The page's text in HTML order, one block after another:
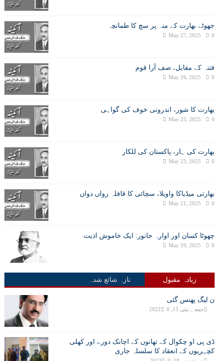
جھوٹے بھارت کے منہ پر سچ کا طمانچہ
May 27, 2025 0
فتنہ کے مقابل، صف آرا قوم
May 26, 2025 0
بھارت کا شور، اندرونی خوف کی گواہی
May 25, 2025 0
بھارت کی ہار، پاکستان کی للکار
May 23, 2025 0
بھارتی میڈیاکا واویلا، سچائی کا قافلہ رواں دواں
May 21, 2025 0
چھوٹا کسان اور اوارہ جانور: ایک خاموش اذیت
May 19, 2025 0
زیادہ مقبول تازہ شائع شدہ
ن لیگ پھنس گئی
جمعہ, مئی 13, 2022 0
ڈی پی او چکوال کے تھانوں کے اچانک دورے اور کھلی
کچہریوں کے انعقاد کا سلسلہ جاری